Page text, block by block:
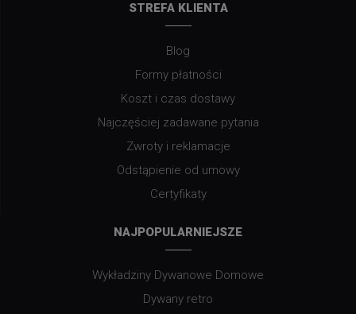
STREFA KLIENTA
Blog
Formy płatności
Koszt i czas dostawy
Najczęściej zadawane pytania
Zwroty i reklamacje
Odstąpienie od umowy
Certyfikaty
NAJPOPULARNIEJSZE
Wykładziny Dywanowe Domowe
Dywany retro